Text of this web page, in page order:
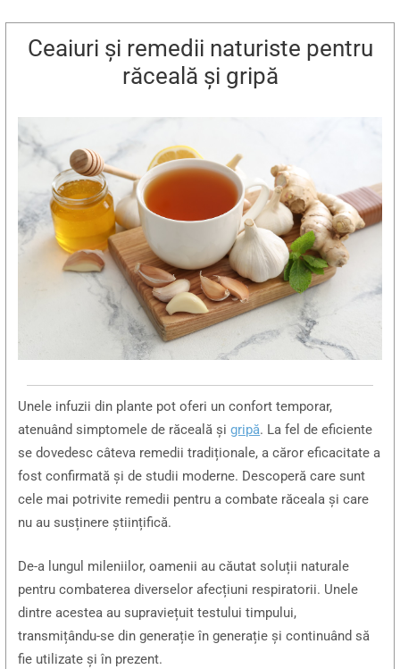
Ceaiuri și remedii naturiste pentru
răceală și gripă
Unele infuzii din plante pot oferi un confort temporar,
atenuând simptomele de răceală șigripă. La fel de eficiente
se dovedesc câteva remedii tradiționale, a căror eficacitate a
fost confirmată și de studii moderne. Descoperă care sunt
cele mai potrivite remedii pentru a combate răceala și care
nu au susținere științifică.
De-a lungul mileniilor, oamenii au căutat soluții naturale
pentru combaterea diverselor afecțiuni respiratorii. Unele
dintre acestea au supraviețuit testului timpului,
transmițându-se din generație în generație și continuând să
fie utilizate și în prezent.